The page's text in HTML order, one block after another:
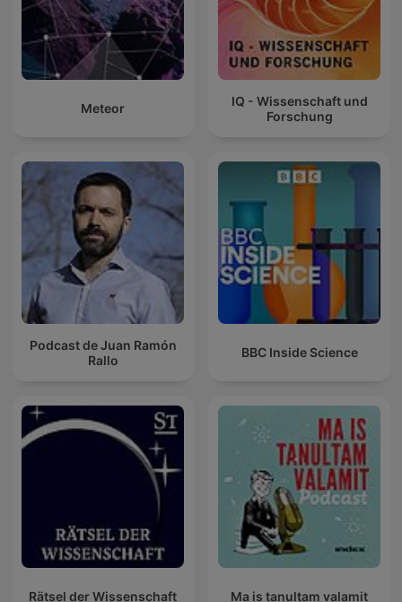
Meteor
IQ - Wissenschaft und
Forschung
Podcast de Juan Ramón
Rallo
BBC Inside Science
Rätsel der Wissenschaft Ma is tanultam valamit